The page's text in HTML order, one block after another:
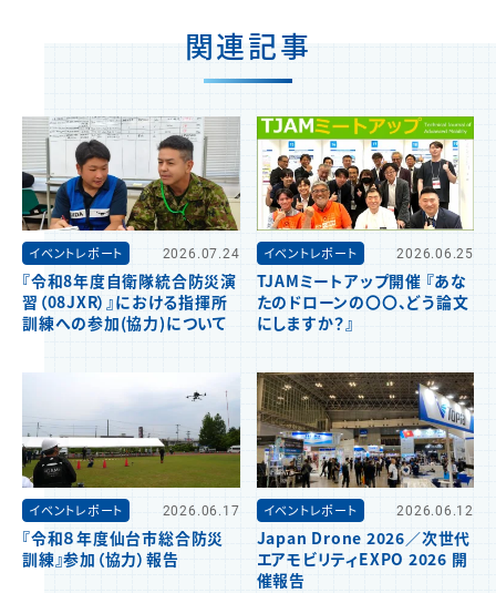
関連記事
イベントレポート 2026.07.24
『令和8年度自衛隊統合防災演
習（08JXR）』における指揮所
訓練への参加(協力)について
イベントレポート 2026.06.25
TJAMミートアップ開催 『あな
たのドローンの〇〇、どう論文
にしますか？』
イベントレポート 2026.06.17
『令和８年度仙台市総合防災
訓練』参加（協力）報告
イベントレポート 2026.06.12
Japan Drone 2026／次世代
エアモビリティEXPO 2026 開
催報告